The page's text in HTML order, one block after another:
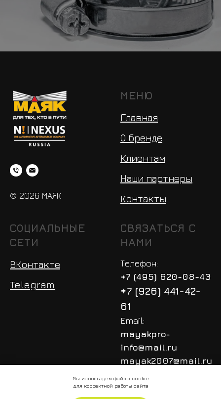
Мы используем файлы cookie
для корректной работы сайта
© 2026 МАЯК
МЕНЮ
Главная
О бренде
Клиентам
Наши партнеры
Контакты
СОЦИАЛЬНЫЕ
СЕТИ
ВКонтакте
Telegram
СВЯЗАТЬСЯ С
НАМИ
Телефон:
+7 (495) 620-08-43
+7 (926) 441-42-
61
Email:
mayakpro-
info@mail.ru
mayak2007@mail.ru